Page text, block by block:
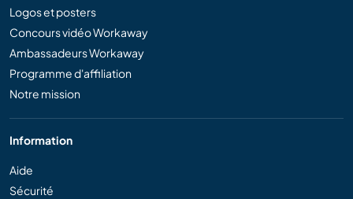
Logos et posters
Concours vidéo Workaway
Ambassadeurs Workaway
Programme d'affiliation
Notre mission
Information
Aide
Sécurité